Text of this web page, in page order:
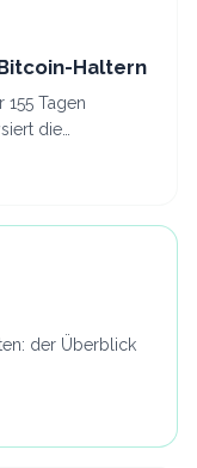
Haltern
155 Tagen
die
und einem
der Überblick